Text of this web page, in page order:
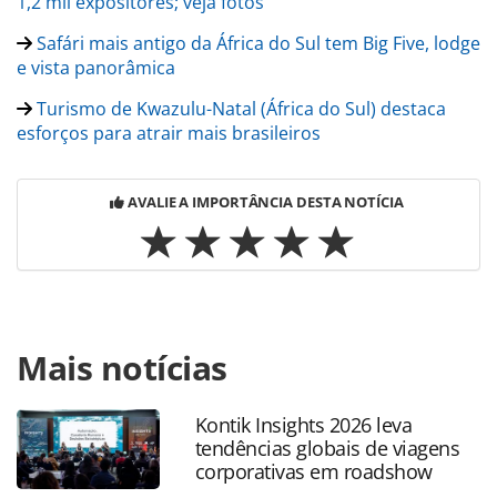
Safári mais antigo da África do Sul tem Big Five, lodge
e vista panorâmica
Turismo de Kwazulu-Natal (África do Sul) destaca
esforços para atrair mais brasileiros
AVALIE A IMPORTÂNCIA DESTA NOTÍCIA
https://www.panrotas.com.br/mercado/feiras/2026/05/
brasileiro-se-encontra-na-indaba-2026-na-africa-do-sul-
veja-fotos_228467.html ou as ferramentas oferecidas na
página. Todo o conteúdo produzido pela PANROTAS
Editora é protegido pela legislação brasileira sobre direito
autoral. Não reproduza o conteúdo sem autorização da
Mais notícias
Kontik Insights 2026 leva
tendências globais de viagens
corporativas em roadshow